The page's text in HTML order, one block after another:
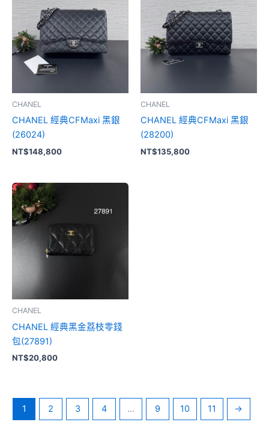
CHANEL
CHANEL 經典CFMaxi 黑銀
(26024)
NT$148,800
CHANEL
CHANEL 經典CFMaxi 黑銀
(28200)
NT$135,800
CHANEL
CHANEL 經典黑金荔枝零錢
包(27891)
NT$20,800
1 2 3 4 ... 9 10 11 →